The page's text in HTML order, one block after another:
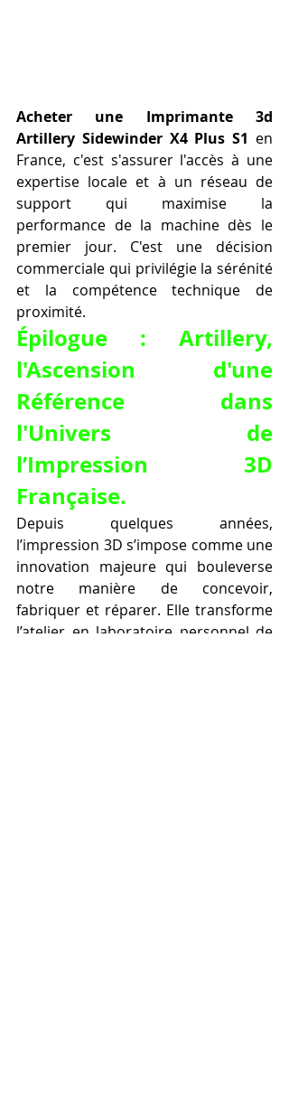
Acheter une Imprimante 3d
Artillery Sidewinder X4 Plus S1 en
France, c'est s'assurer l'accès à une
expertise locale et à un réseau de
support qui maximise la
performance de la machine dès le
premier jour. C'est une décision
commerciale qui privilégie la sérénité
et la compétence technique de
proximité.
Épilogue : Artillery,
l'Ascension d'une
Référence dans
l'Univers de
l’Impression 3D
Française.
Depuis quelques années,
l’impression 3D s’impose comme une
innovation majeure qui bouleverse
notre manière de concevoir,
fabriquer et réparer. Elle transforme
l’atelier en laboratoire personnel de